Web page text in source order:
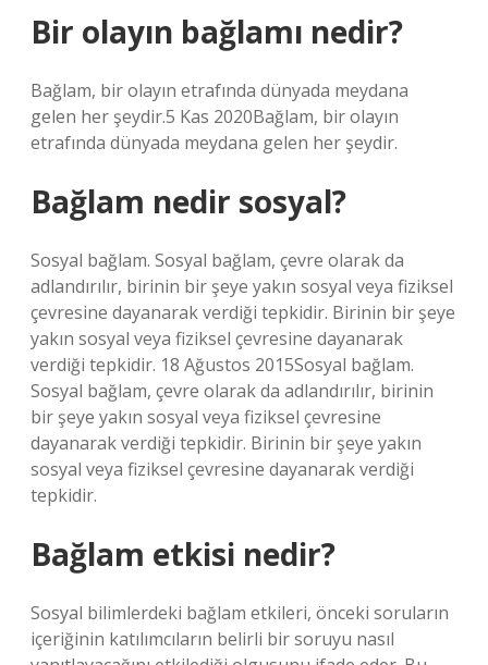
Bir olayın bağlamı nedir?
Bağlam, bir olayın etrafında dünyada meydana
gelen her şeydir.5 Kas 2020Bağlam, bir olayın
etrafında dünyada meydana gelen her şeydir.
Bağlam nedir sosyal?
Sosyal bağlam. Sosyal bağlam, çevre olarak da
adlandırılır, birinin bir şeye yakın sosyal veya fiziksel
çevresine dayanarak verdiği tepkidir. Birinin bir şeye
yakın sosyal veya fiziksel çevresine dayanarak
verdiği tepkidir. 18 Ağustos 2015Sosyal bağlam.
Sosyal bağlam, çevre olarak da adlandırılır, birinin
bir şeye yakın sosyal veya fiziksel çevresine
dayanarak verdiği tepkidir. Birinin bir şeye yakın
sosyal veya fiziksel çevresine dayanarak verdiği
tepkidir.
Bağlam etkisi nedir?
Sosyal bilimlerdeki bağlam etkileri, önceki soruların
içeriğinin katılımcıların belirli bir soruyu nasıl